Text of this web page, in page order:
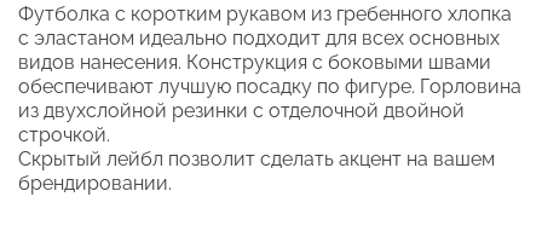
Футболка с коротким рукавом из гребенного хлопка
с эластаном идеально подходит для всех основных
видов нанесения. Конструкция с боковыми швами
обеспечивают лучшую посадку по фигуре. Горловина
из двухслойной резинки с отделочной двойной
строчкой.
Скрытый лейбл позволит сделать акцент на вашем
брендировании.